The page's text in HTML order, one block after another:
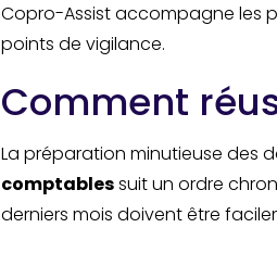
Copro-Assist accompagne les
points de vigilance.
Comment
La préparation minutieuse des
comptablessuit un ordre
derniers mois doivent être